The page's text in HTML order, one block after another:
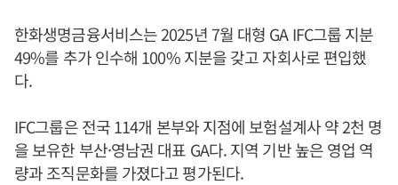
한화생명금융서비스는 2025년 7월 대형 GA IFC그룹 지분
49%를 추가 인수해 100% 지분을 갖고 자회사로 편입했
다.
IFC그룹은 전국 114개 본부와 지점에 보험설계사 약 2천 명
을 보유한 부산·영남권 대표 GA다. 지역 기반 높은 영업 역
량과 조직문화를 가졌다고 평가된다.